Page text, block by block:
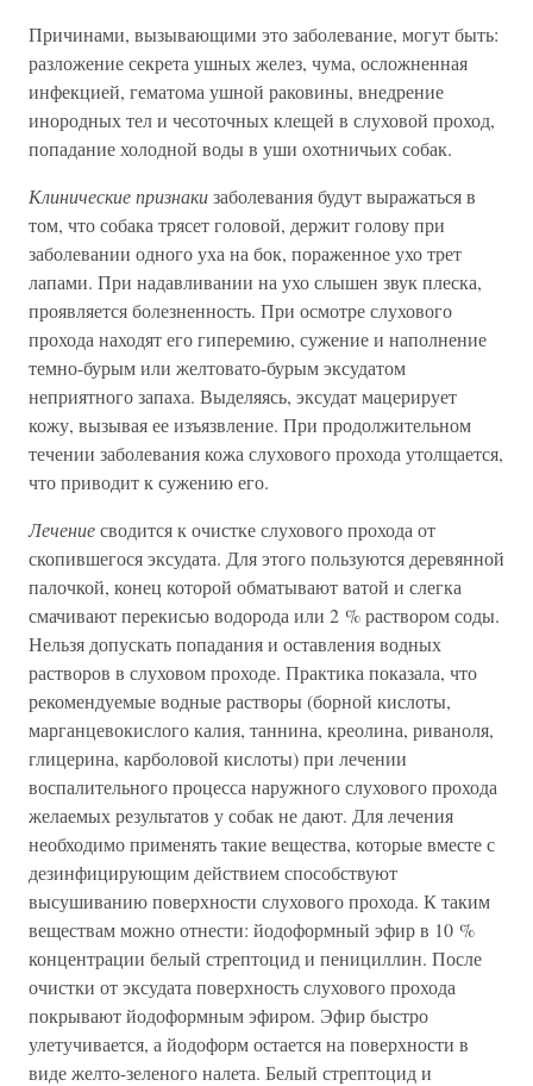
Причинами, вызывающими это заболевание, могут быть:
разложение секрета ушных желез, чума, осложненная
инфекцией, гематома ушной раковины, внедрение
инородных тел и чесоточных клещей в слуховой проход,
попадание холодной воды в уши охотничьих собак.
Клинические признакизаболевания будут выражаться в
том, что собака трясет головой, держит голову при
заболевании одного уха на бок, пораженное ухо трет
лапами. При надавливании на ухо слышен звук плеска,
проявляется болезненность. При осмотре слухового
прохода находят его гиперемию, сужение и наполнение
темно-бурым или желтовато-бурым эксудатом
неприятного запаха. Выделяясь, эксудат мацерирует
кожу, вызывая ее изъязвление. При продолжительном
течении заболевания кожа слухового прохода утолщается,
что приводит к сужению его.
Лечениесводится к очистке слухового прохода от
скопившегося эксудата. Для этого пользуются деревянной
палочкой, конец которой обматывают ватой и слегка
смачивают перекисью водорода или 2 % раствором соды.
Нельзя допускать попадания и оставления водных
растворов в слуховом проходе. Практика показала, что
рекомендуемые водные растворы (борной кислоты,
марганцевокислого калия, таннина, креолина, риваноля,
глицерина, карболовой кислоты) при лечении
воспалительного процесса наружного слухового прохода
желаемых результатов у собак не дают. Для лечения
необходимо применять такие вещества, которые вместе с
дезинфицирующим действием способствуют
высушиванию поверхности слухового прохода. К таким
веществам можно отнести: йодоформный эфир в 10 %
концентрации белый стрептоцид и пенициллин. После
очистки от эксудата поверхность слухового прохода
покрывают йодоформным эфиром. Эфир быстро
улетучивается, а йодоформ остается на поверхности в
виде желто-зеленого налета. Белый стрептоцид и